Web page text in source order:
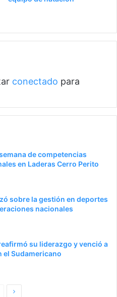
conectado para
de competencias
en Laderas Cerro Perito
sobre la gestión en deportes
nacionales
su liderazgo y venció a
el Sudamericano
Siguiente